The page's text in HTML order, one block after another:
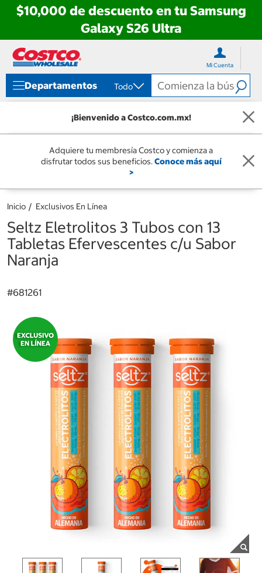
$10,000 de descuento en tu Samsung
Galaxy S26 Ultra
directo
contenido
directo
menú
navegación
Mi Cuenta
Departamentos Todo
¡Bienvenido a Costco.com.mx!
Adquiere tu membresía Costco y comienza a
disfrutar todos sus beneficios.Conoce más aquí
>
Inicio Exclusivos En Línea
Seltz Eletrolitos 3 Tubos con 13
Tabletas Efervescentes c/u Sabor
Naranja
#681261